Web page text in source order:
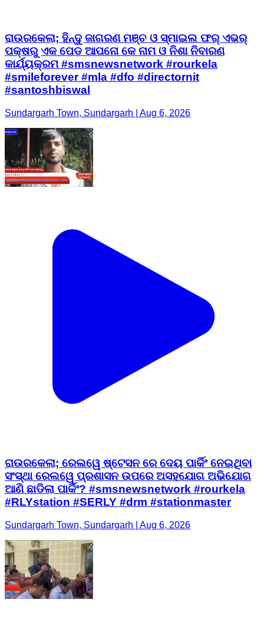
ରାଉରକେଲା; ହିନ୍ଦୁ ଜାଗରଣ ମଞ୍ଚ ଓ ସ୍ମାଇଲ ଫର୍ ଏଭର୍
ପକ୍ଷରୁ ଏକ ପେଡ ଆପନୋ କେ ନାମ ଓ ନିଶା ନିବାରଣ
କାର୍ଯ୍ୟକ୍ରମ #smsnewsnetwork #rourkela
#smileforever #mla #dfo #directornit
#santoshbiswal
Sundargarh Town, Sundargarh | Aug 6, 2026
ରାଉରକେଲା; ରେଲୱେ ଷ୍ଟେସନ ରେ ଦେୟ ପାର୍କିଂ ନେଇଥିବା
ସଂସ୍ଥା ରେଲୱେ ପ୍ରଶାସନ ଉପରେ ଅସହଯୋଗ ଅଭିଯୋଗ
ଆଣି ଛାଡିଲା ପାର୍କିଂ? #smsnewsnetwork #rourkela
#RLYstation #SERLY #drm #stationmaster
Sundargarh Town, Sundargarh | Aug 6, 2026